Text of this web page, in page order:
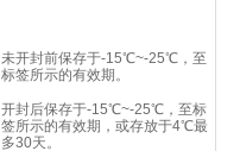
未开封前保存于-15℃~-25℃，至
标签所示的有效期。
开封后保存于-15℃~-25℃，至标
签所示的有效期，或存放于4℃最
多30天。